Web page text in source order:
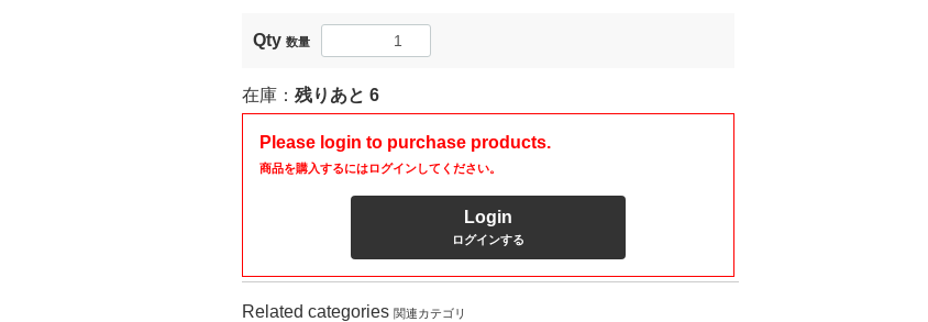
Qty 数量
在庫： 残りあと 6
Please login to purchase products.
商品を購入するにはログインしてください。
Login
ログインする
Related categories 関連カテゴリ